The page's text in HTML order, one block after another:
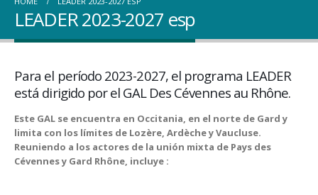
LEADER 2023-2027 esp
Para el período 2023-2027, el programa LEADER
está dirigido por el GAL Des Cévennes au Rhône.
Este GAL se encuentra en Occitania, en el norte de Gard y
limita con los límites de Lozère, Ardèche y Vaucluse.
Reuniendo a los actores de la unión mixta de Pays des
Cévennes y Gard Rhône, incluye :